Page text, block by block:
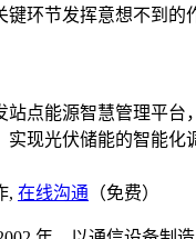
环节发挥意想不到的
点能源智慧管理平台
实现光伏储能的智能化
, 在线沟通 （免费）